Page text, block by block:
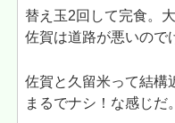
替え玉2回して完食。
佐賀は道路が悪いので
佐賀と久留米って結構
まるでナシ！な感じだ。